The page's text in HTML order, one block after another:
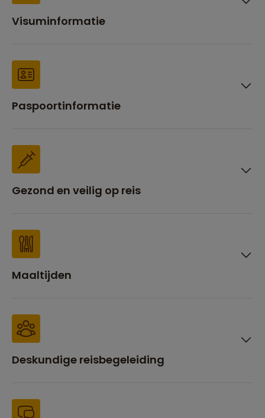
Visuminformatie
Paspoortinformatie
Gezond en veilig op reis
Maaltijden
Deskundige reisbegeleiding